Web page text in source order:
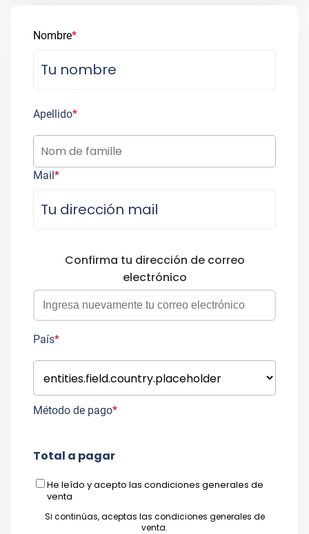
Nombre*
Apellido*
Mail*
Confirma tu dirección de correo
electrónico
País*
Método de pago*
Total a pagar
He leído y acepto las condiciones generales de
venta
Si continúas, aceptas las condiciones generales de
venta.